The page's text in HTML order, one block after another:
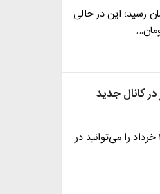
در معاملات امروز به 147 هزار و 962 تومان رسید؛ این در حالی
۱۸ خرداد | دلار در کانال جدید
قیمت دلار، یورو، پوند و سایر ارز‌ها امروز دوشنبه ۱۸ خرداد را می‌توانید در